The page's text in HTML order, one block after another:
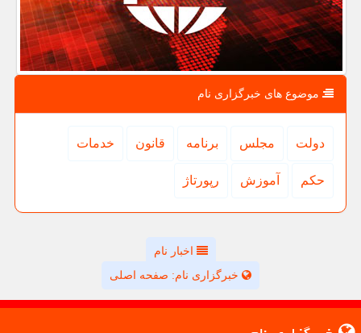
موضوع های خبرگزاری نام
دولت مجلس برنامه قانون خدمات
حكم آموزش رپورتاژ
اخبار نام
خبرگزاری نام: صفحه اصلی